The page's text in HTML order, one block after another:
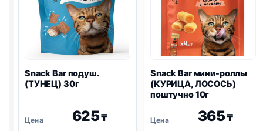
Snack Bar подуш.
(ТУНЕЦ) 30г
625₸
Snack Bar мини-роллы
(КУРИЦА, ЛОСОСЬ)
поштучно 10г
365₸